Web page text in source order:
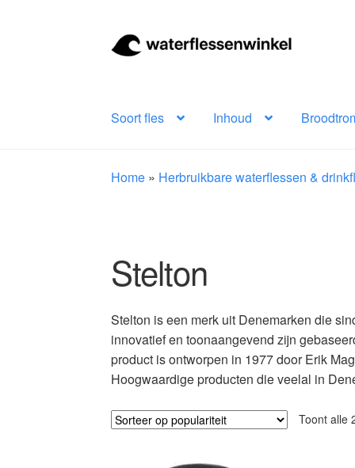
Ga
door
Ga
naar
Soort fles Inhoud
Home » Herbruikbare waterflessen &
Stelton
Stelton is een merk uit Denemarken die
innovatief en toonaangevend zijn
product is ontworpen in 1977 door Erik
Hoogwaardige producten die veelal in
Toont alle